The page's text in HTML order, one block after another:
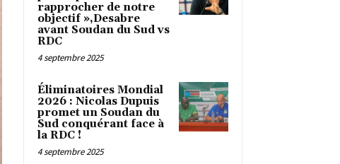
rapprocher de notre
objectif »,Desabre
avant Soudan du Sud vs
RDC
4 septembre 2025
Éliminatoires Mondial
2026 : Nicolas Dupuis
promet un Soudan du
Sud conquérant face à
la RDC !
4 septembre 2025